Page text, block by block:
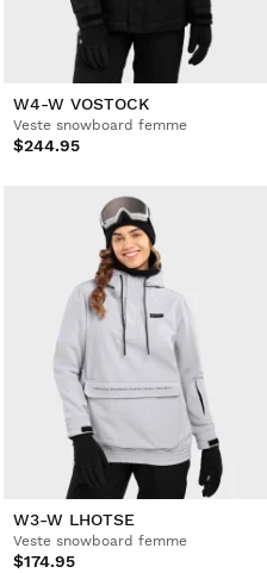
W4-W VOSTOCK
Veste snowboard femme
$244.95
W3-W LHOTSE
Veste snowboard femme
$174.95